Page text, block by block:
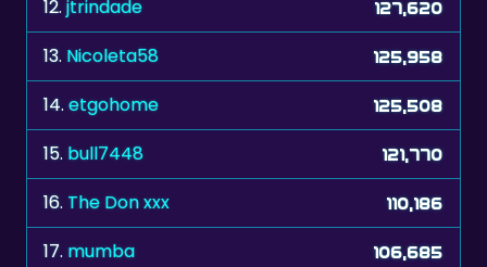
14.etgohome 125,508
15. bull7448 121,770
16. The Don xxx 110,186
17. mumba 106,685
18. Myriam0612 105,139